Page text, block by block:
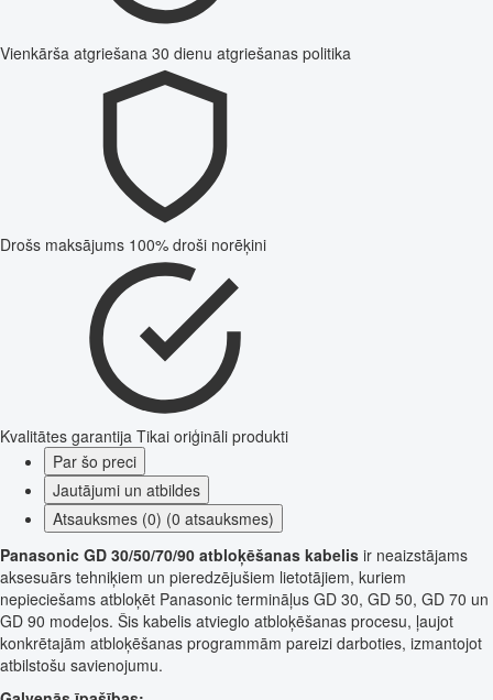
Vienkārša atgriešana 30 dienu atgriešanas politika
Drošs maksājums 100% droši norēķini
Kvalitātes garantija Tikai oriģināli produkti
Par šo preci
Jautājumi un atbildes
Atsauksmes (0) (0 atsauksmes)
Panasonic GD 30/50/70/90 atbloķēšanas kabelis ir neaizstājams
aksesuārs tehniķiem un pieredzējušiem lietotājiem, kuriem
nepieciešams atbloķēt Panasonic termināļus GD 30, GD 50, GD 70 un
GD 90 modeļos. Šis kabelis atvieglo atbloķēšanas procesu, ļaujot
konkrētajām atbloķēšanas programmām pareizi darboties, izmantojot
atbilstošu savienojumu.